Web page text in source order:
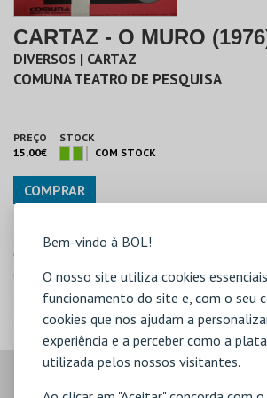
Bem-vindo à BOL!
O nosso site utiliza cookies
funcionamento do site e, com o seu
cookies que nos ajudam a
experiência e a perceber como a
utilizada pelos nossos visitantes.
CARTAZ - O MURO
DIVERSOS | CARTAZ
COMUNA TEATRO DE PESQUISA
PREÇO
15,00€
STOCK
COM STOCK
COMPRAR
DESCRIÇÃO
Cartaz original do espectaculo O MURO
encenação de João Mota
OUTRAS INFORMAÇÕES
Não inclui embalagem de transporte
VEJA AINDA: